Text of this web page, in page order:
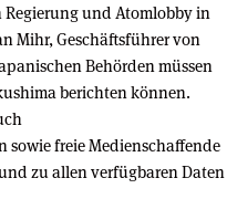
und Atomlobby in
Mihr, Geschäftsführer von
Behörden müssen
berichten können.
freie Medienschaffende
zu allen verfügbaren Daten